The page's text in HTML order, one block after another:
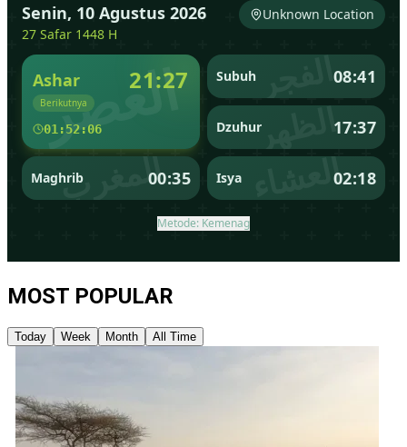
MOST POPULAR
Today Week Month All Time